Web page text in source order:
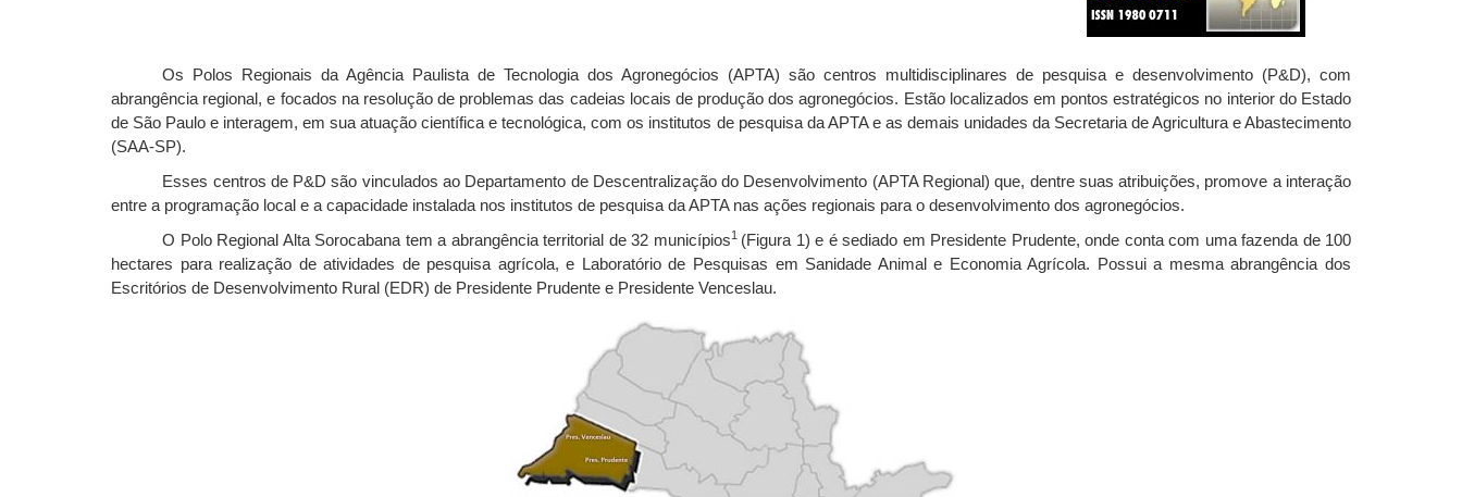
Os Polos Regionais da Agência Paulista de Tecnologia dos Agronegócios (APTA) são centros multidisciplinares de pesquisa e desenvolvimento (P&D), com
abrangência regional, e focados na resolução de problemas das cadeias locais de produção dos agronegócios. Estão localizados em pontos estratégicos no interior do Estado
de São Paulo e interagem, em sua atuação científica e tecnológica, com os institutos de pesquisa da APTA e as demais unidades da Secretaria de Agricultura e Abastecimento
(SAA-SP).
Esses centros de P&D são vinculados ao Departamento de Descentralização do Desenvolvimento (APTA Regional) que, dentre suas atribuições, promove a interação
entre a programação local e a capacidade instalada nos institutos de pesquisa da APTA nas ações regionais para o desenvolvimento dos agronegócios.
O Polo Regional Alta Sorocabana tem a abrangência territorial de 32 municípios1 (Figura 1) e é sediado em Presidente Prudente, onde conta com uma fazenda de 100
hectares para realização de atividades de pesquisa agrícola, e Laboratório de Pesquisas em Sanidade Animal e Economia Agrícola. Possui a mesma abrangência dos
Escritórios de Desenvolvimento Rural (EDR) de Presidente Prudente e Presidente Venceslau.